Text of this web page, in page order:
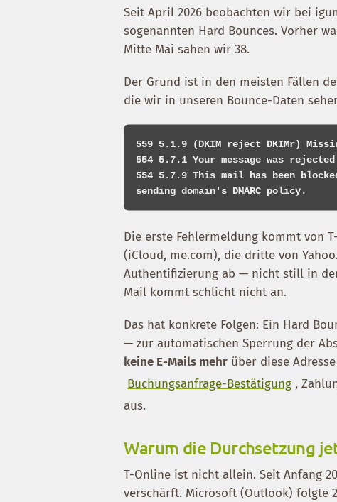
Seit April 2026 beobachten wir bei
sogenannten Hard Bounces. Vorher
Mitte Mai sahen wir 38.
Der Grund ist in den meisten Fällen
die wir in unseren Bounce-Daten
559 5.1.9 (DKIM reject DKIMr)
554 5.7.1 Your message was
554 5.7.9 This mail has been
Die erste Fehlermeldung kommt von
(iCloud, me.com), die dritte von
Authentifizierung ab — nicht still in
Mail kommt schlicht nicht an.
Das hat konkrete Folgen: Ein Hard
— zur automatischen Sperrung der
keine E-Mails mehr über diese
Buchungsanfrage-Bestätigung ,
aus.
Warum die Durchsetzung
T-Online ist nicht allein. Seit Anfang
verschärft. Microsoft (Outlook) folgte